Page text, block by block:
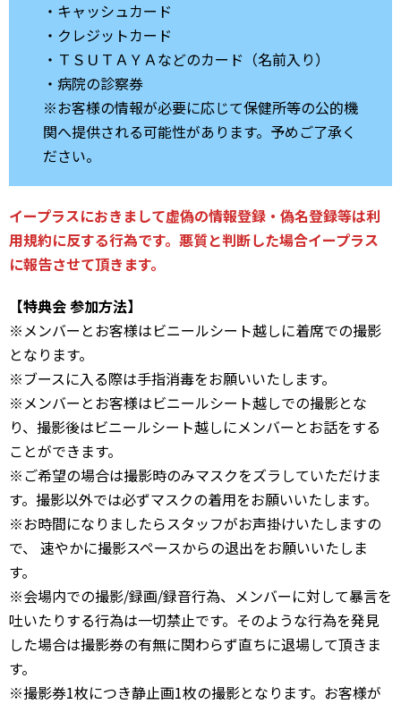
・キャッシュカード
・クレジットカード
・ＴＳＵＴＡＹＡなどのカード（名前入り）
・病院の診察券
※お客様の情報が必要に応じて保健所等の公的機
関へ提供される可能性があります。予めご了承く
ださい。
イープラスにおきまして虚偽の情報登録・偽名登録等は利
用規約に反する行為です。悪質と判断した場合イープラス
に報告させて頂きます。
【特典会 参加方法】
※メンバーとお客様はビニールシート越しに着席での撮影
となります。
※ブースに入る際は手指消毒をお願いいたします。
※メンバーとお客様はビニールシート越しでの撮影とな
り、撮影後はビニールシート越しにメンバーとお話をする
ことができます。
※ご希望の場合は撮影時のみマスクをズラしていただけま
す。撮影以外では必ずマスクの着用をお願いいたします。
※お時間になりましたらスタッフがお声掛けいたしますの
で、 速やかに撮影スペースからの退出をお願いいたしま
す。
※会場内での撮影/録画/録音行為、メンバーに対して暴言を
吐いたりする行為は一切禁止です。そのような行為を発見
した場合は撮影券の有無に関わらず直ちに退場して頂きま
す。
※撮影券1枚につき静止画1枚の撮影となります。お客様が